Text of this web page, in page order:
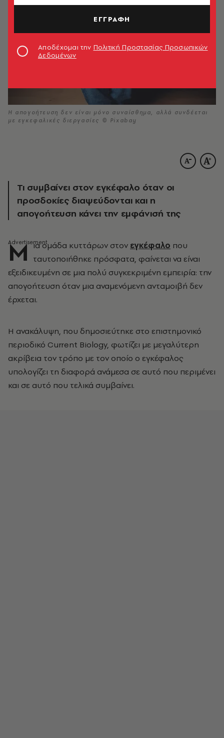
Η απογοήτευση δεν είναι μόνο συναίσθημα, αλλά συνδέεται
με εγκεφαλικές διεργασίες © Pixabay
Τι συμβαίνει στον εγκέφαλο όταν οι
προσδοκίες διαψεύδονται και η
απογοήτευση κάνει την εμφάνισή της
Μ ια ομάδα κυττάρων στον εγκέφαλο που
ταυτοποιήθηκε πρόσφατα, φαίνεται να είναι
εξειδικευμένη σε μια πολύ συγκεκριμένη εμπειρία: την
απογοήτευση όταν μια αναμενόμενη ανταμοιβή δεν
έρχεται.
Η ανακάλυψη, που δημοσιεύτηκε στο επιστημονικό
περιοδικό Current Biology, φωτίζει με μεγαλύτερη
ακρίβεια τον τρόπο με τον οποίο ο εγκέφαλος
υπολογίζει τη διαφορά ανάμεσα σε αυτό που περιμένει
και σε αυτό που τελικά συμβαίνει.
ΕΓΓΡΑΦΗ
Αποδέχομαι την Πολιτική Προστασίας Προσωπικών
Δεδομένων